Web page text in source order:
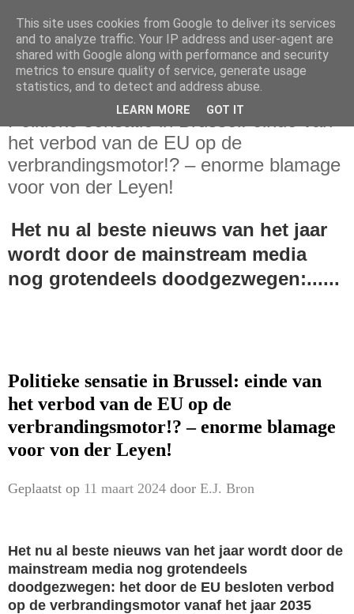
maandag 11 maart 2024
Politieke sensatie in Brussel: einde van
het verbod van de EU op de
verbrandingsmotor!? – enorme blamage
voor von der Leyen!
Het nu al beste nieuws van het jaar
wordt door de mainstream media
nog grotendeels doodgezwegen:......
Politieke sensatie in Brussel: einde van
het verbod van de EU op de
verbrandingsmotor!? – enorme blamage
voor von der Leyen!
Geplaatst op 11 maart 2024 door E.J. Bron
Het nu al beste nieuws van het jaar wordt door de
mainstream media nog grotendeels
doodgezwegen: het door de EU besloten verbod
op de verbrandingsmotor vanaf het jaar 2035
This site uses cookies from Google to deliver its services
and to analyze traffic. Your IP address and user-agent are
shared with Google along with performance and security
metrics to ensure quality of service, generate usage
statistics, and to detect and address abuse.
LEARN MORE GOT IT